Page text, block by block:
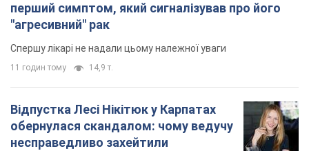
перший симптом, який сигналізував про його
"агресивний" рак
Спершу лікарі не надали цьому належної уваги
11 годин тому 14,9 т.
Відпустка Лесі Нікітюк у Карпатах
обернулася скандалом: чому ведучу
несправедливо захейтили